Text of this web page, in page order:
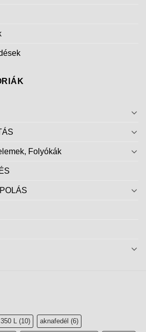
Folyókák
350 L (10) aknafedél (6)